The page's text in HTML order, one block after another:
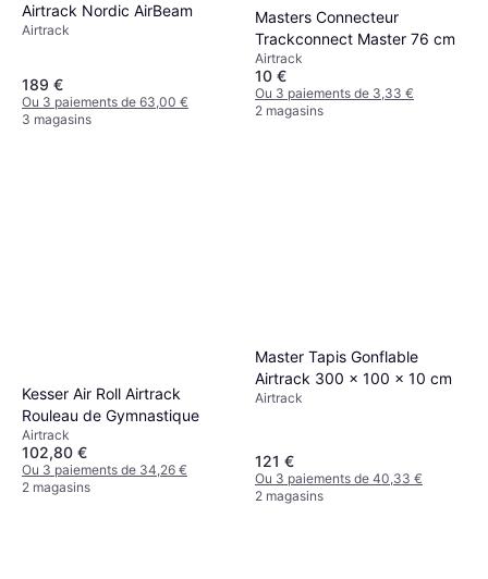
Airtrack Nordic AirBeam
Airtrack
189 €
Ou 3 paiements de 63,00 €
3 magasins
Masters Connecteur
Trackconnect Master 76 cm
Airtrack
10 €
Ou 3 paiements de 3,33 €
2 magasins
Kesser Air Roll Airtrack
Rouleau de Gymnastique
Airtrack
102,80 €
Ou 3 paiements de 34,26 €
2 magasins
Master Tapis Gonflable
Airtrack 300 x 100 x 10 cm
Airtrack
121 €
Ou 3 paiements de 40,33 €
2 magasins